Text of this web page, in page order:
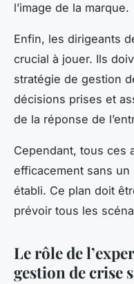
l’image de la marque.
Enfin, les dirigeants
crucial à jouer. Ils
stratégie de gestion
décisions prises et
de la réponse de
Cependant, tous ces
efficacement sans un
établi. Ce plan doit
prévoir tous les
Le rôle de
gestion de crise